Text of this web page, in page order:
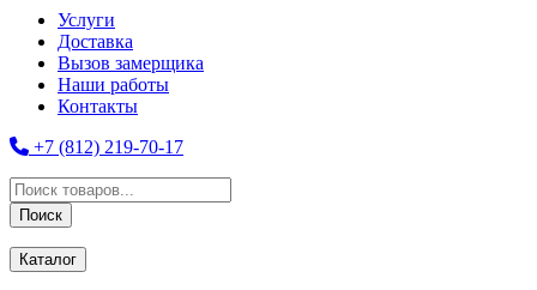
Услуги
Доставка
Вызов замерщика
Наши работы
Контакты
+7 (812) 219-70-17
Поиск
товаров
Поиск
Каталог